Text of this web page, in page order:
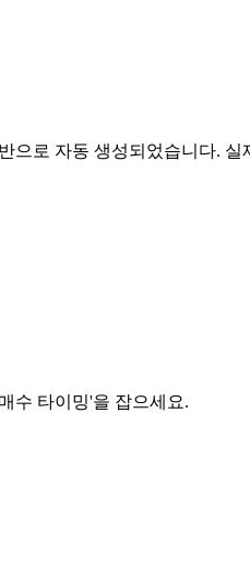
으로 자동 생성되었습니다.
수 타이밍'을 잡으세요.